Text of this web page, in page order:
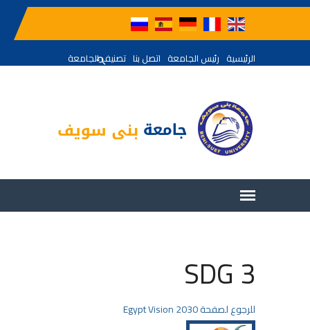
الرئيسية رئيس الجامعة اتصل بنا تصنيف الجامعة
SDG 3
للرجوع لصفحة Egypt Vision 2030